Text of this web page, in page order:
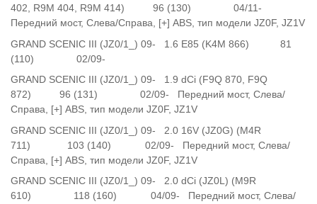
402, R9M 404, R9M 414) 96 (130) 04/11-
Передний мост, Слева/Справа, [+] ABS, тип модели JZ0F, JZ1V
GRAND SCENIC III (JZ0/1_) 09- 1.6 E85 (K4M 866) 81
(110) 02/09-
GRAND SCENIC III (JZ0/1_) 09- 1.9 dCi (F9Q 870, F9Q
872) 96 (131) 02/09- Передний мост, Слева/
Справа, [+] ABS, тип модели JZ0F, JZ1V
GRAND SCENIC III (JZ0/1_) 09- 2.0 16V (JZ0G) (M4R
711) 103 (140) 02/09- Передний мост, Слева/
Справа, [+] ABS, тип модели JZ0F, JZ1V
GRAND SCENIC III (JZ0/1_) 09- 2.0 dCi (JZ0L) (M9R
610) 118 (160) 04/09- Передний мост, Слева/